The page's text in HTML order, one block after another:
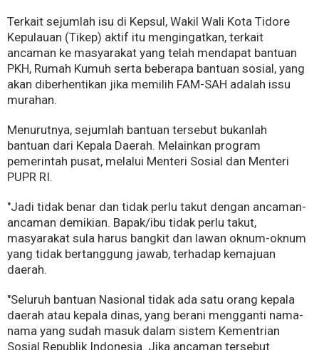
Terkait sejumlah isu di Kepsul, Wakil Wali Kota Tidore
Kepulauan (Tikep) aktif itu mengingatkan, terkait
ancaman ke masyarakat yang telah mendapat bantuan
PKH, Rumah Kumuh serta beberapa bantuan sosial, yang
akan diberhentikan jika memilih FAM-SAH adalah issu
murahan.
Menurutnya, sejumlah bantuan tersebut bukanlah
bantuan dari Kepala Daerah. Melainkan program
pemerintah pusat, melalui Menteri Sosial dan Menteri
PUPR RI.
"Jadi tidak benar dan tidak perlu takut dengan ancaman-
ancaman demikian. Bapak/ibu tidak perlu takut,
masyarakat sula harus bangkit dan lawan oknum-oknum
yang tidak bertanggung jawab, terhadap kemajuan
daerah.
"Seluruh bantuan Nasional tidak ada satu orang kepala
daerah atau kepala dinas, yang berani mengganti nama-
nama yang sudah masuk dalam sistem Kementrian
Sosial Republik Indonesia. Jika ancaman tersebut